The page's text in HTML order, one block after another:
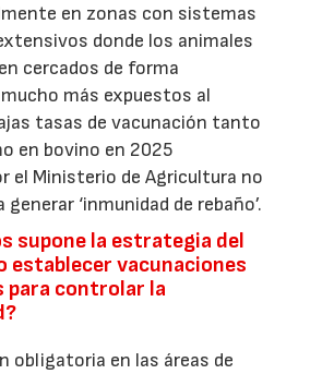
en zonas con sistemas
donde los animales
cercados de forma
más expuestos al
tasas de vacunación tanto
en bovino en 2025
el Ministerio de Agricultura no
‘inmunidad de rebaño’.
supone la estrategia del
establecer vacunaciones
para controlar la
obligatoria en las áreas de